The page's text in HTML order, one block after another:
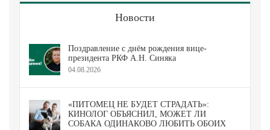
Новости
Поздравление с днём рождения вице-
президента РКФ А.Н. Синяка
04.08.2026
«ПИТОМЕЦ НЕ БУДЕТ СТРАДАТЬ»:
КИНОЛОГ ОБЪЯСНИЛ, МОЖЕТ ЛИ
СОБАКА ОДИНАКОВО ЛЮБИТЬ ОБОИХ